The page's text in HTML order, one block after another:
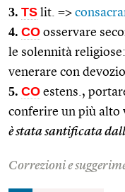
3. TS lit. =>
4. CO osservare
le solennità religiose:
venerare con
5. CO estens.,
conferire un più alto
è stata santificata
Correzioni e